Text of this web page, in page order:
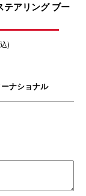
アリング ブー
)
ナショナル